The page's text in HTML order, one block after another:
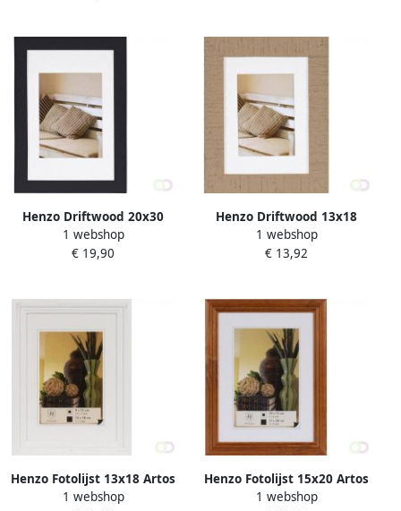
Henzo Driftwood 20x30
Frame dgrijs
1 webshop
€ 19,90
Henzo Driftwood 13x18
Frame beige
1 webshop
€ 13,92
Henzo Fotolijst 13x18 Artos
wit
1 webshop
Henzo Fotolijst 15x20 Artos
dbruin
1 webshop